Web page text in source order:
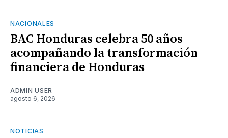
NACIONALES
BAC Honduras celebra 50 años
acompañando la transformación
financiera de Honduras
ADMIN USER
agosto 6, 2026
NOTICIAS